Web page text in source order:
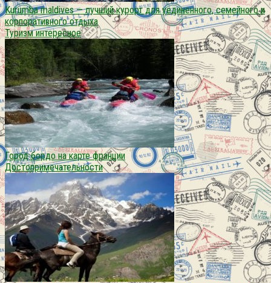
Kurumba maldives — лучший курорт для уединенного, семейного и
корпоративного отдыха
Туризм интересное
Город бордо на карте франции
Достопримечательности